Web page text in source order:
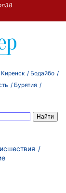
Киренск
Бодайбо
Бурятия